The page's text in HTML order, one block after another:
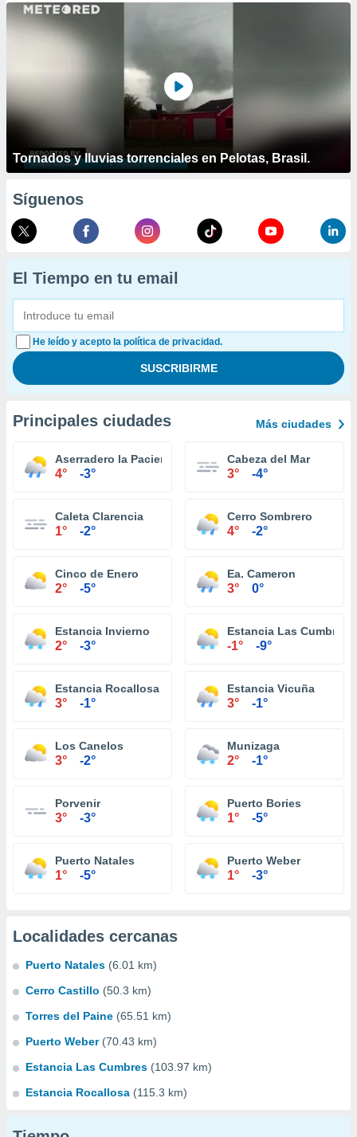
Tornados y lluvias torrenciales en Pelotas, Brasil.
Síguenos
El Tiempo en tu email
He leído y acepto la política de privacidad.
Principales ciudades Más ciudades
Aserradero la Paciencia
4° -3°
Cabeza del Mar
3° -4°
Caleta Clarencia
1° -2°
Cerro Sombrero
4° -2°
Cinco de Enero
2° -5°
Ea. Cameron
3° 0°
Estancia Invierno
2° -3°
Estancia Las Cumbres
-1° -9°
Estancia Rocallosa
3° -1°
Estancia Vicuña
3° -1°
Los Canelos
3° -2°
Munizaga
2° -1°
Porvenir
3° -3°
Puerto Bories
1° -5°
Puerto Natales
1° -5°
Puerto Weber
1° -3°
Localidades cercanas
Puerto Natales (6.01 km)
Cerro Castillo (50.3 km)
Torres del Paine (65.51 km)
Puerto Weber (70.43 km)
Estancia Las Cumbres (103.97 km)
Estancia Rocallosa (115.3 km)